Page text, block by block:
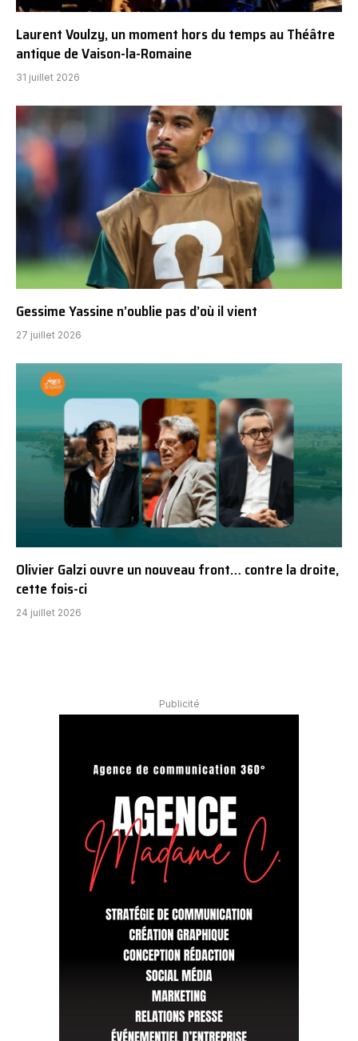
Laurent Voulzy, un moment hors du temps au Théâtre
antique de Vaison-la-Romaine
31 juillet 2026
Gessime Yassine n’oublie pas d’où il vient
27 juillet 2026
Olivier Galzi ouvre un nouveau front… contre la droite,
cette fois-ci
24 juillet 2026
Publicité